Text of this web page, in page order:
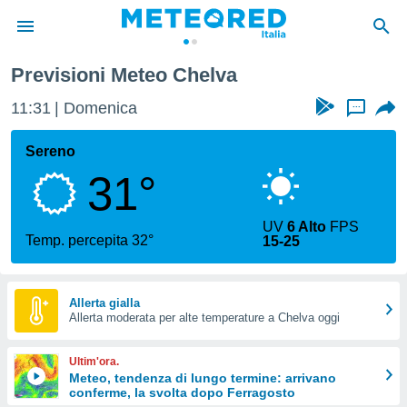
di
per
le
di
Web
le
Previsioni Meteo Chelva
11:31 Domenica ...
Sereno
31°
Temp. percepita 32°
UV6 Alto FPS
15-25
Allerta gialla
Allerta moderata per alte temperature a Chelva oggi
Ultim'ora.
Meteo, tendenza di lungo termine: arrivano
conferme, la svolta dopo Ferragosto